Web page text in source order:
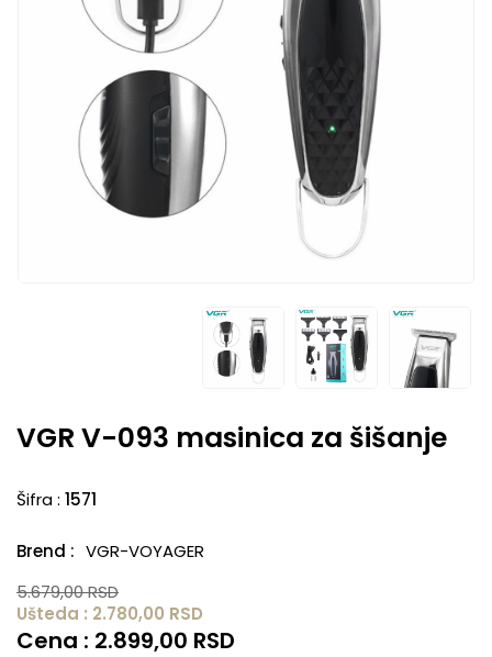
VGR V-093 masinica za šišanje
Šifra : 1571
Brend : VGR-VOYAGER
5.679,00 RSD
Ušteda : 2.780,00 RSD
Cena : 2.899,00 RSD